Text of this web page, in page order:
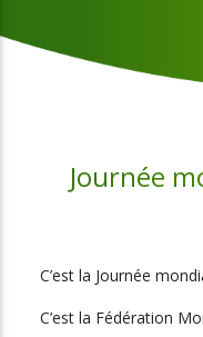
Journée
C’est la Journée
C’est la Fédération